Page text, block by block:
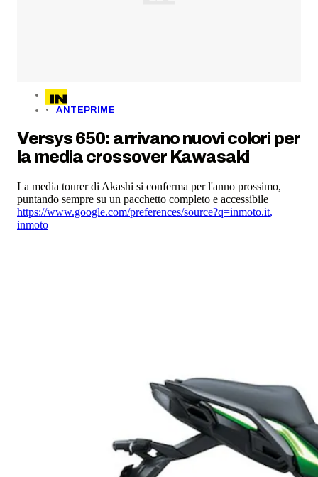
ANTEPRIME
Versys 650: arrivano nuovi colori per
la media crossover Kawasaki
La media tourer di Akashi si conferma per l'anno prossimo,
puntando sempre su un pacchetto completo e accessibile
https://www.google.com/preferences/source?q=inmoto.it,
inmoto